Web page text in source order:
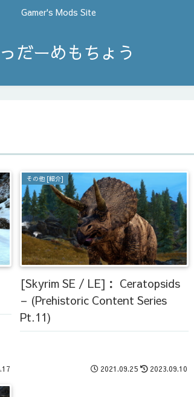
Gamer's Mods Site
だーめもちょう
その他 [紹介]
[Skyrim SE / LE]： Ceratopsids
– (Prehistoric Content Series
Pt.11)
2021.09.25 2023.09.10